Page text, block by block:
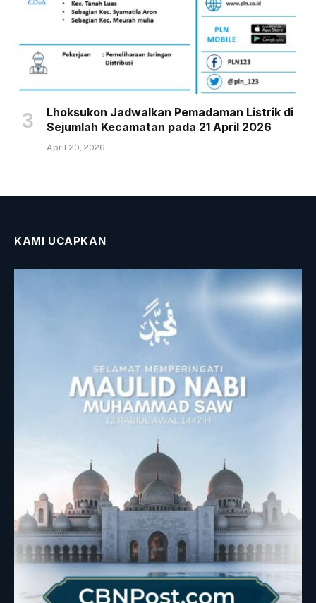
Lhoksukon Jadwalkan Pemadaman Listrik di
Sejumlah Kecamatan pada 21 April 2026
April 20, 2026
KAMI UCAPKAN